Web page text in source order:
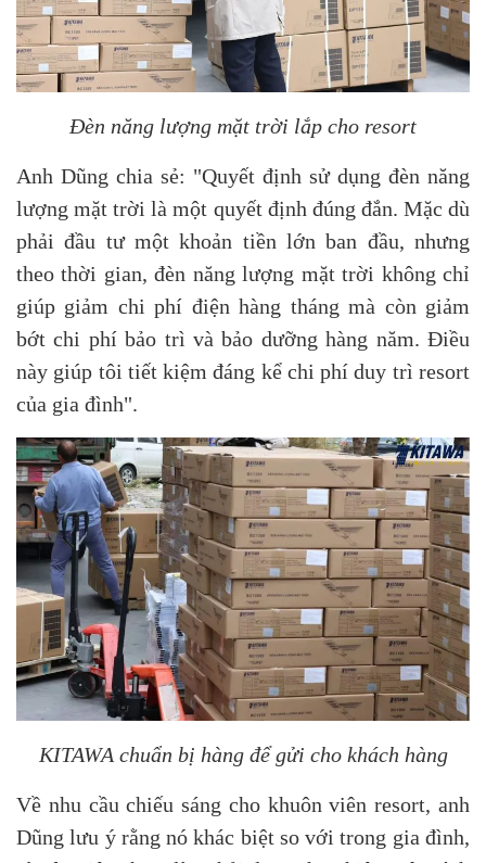
Đèn năng lượng mặt trời lắp cho resort
Anh Dũng chia sẻ: "Quyết định sử dụng đèn năng
lượng mặt trời là một quyết định đúng đắn. Mặc dù
phải đầu tư một khoản tiền lớn ban đầu, nhưng
theo thời gian, đèn năng lượng mặt trời không chỉ
giúp giảm chi phí điện hàng tháng mà còn giảm
bớt chi phí bảo trì và bảo dưỡng hàng năm. Điều
này giúp tôi tiết kiệm đáng kể chi phí duy trì resort
của gia đình".
KITAWA chuẩn bị hàng để gửi cho khách hàng
Về nhu cầu chiếu sáng cho khuôn viên resort, anh
Dũng lưu ý rằng nó khác biệt so với trong gia đình,